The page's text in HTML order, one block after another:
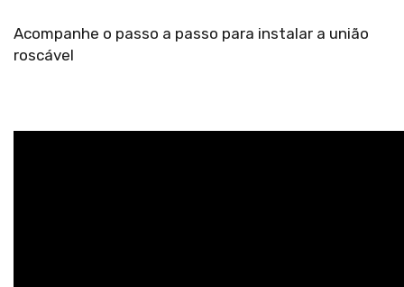
Acompanhe o passo a passo para instalar a união
roscável